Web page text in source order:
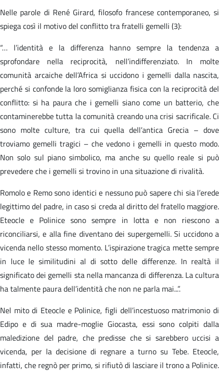
Nelle parole di René Girard, filosofo francese contemporaneo, si
spiega così il motivo del conflitto tra fratelli gemelli (3):
“… l’identità e la differenza hanno sempre la tendenza a
sprofondare nella reciprocità, nell’indifferenziato. In molte
comunità arcaiche dell’Africa si uccidono i gemelli dalla nascita,
perché si confonde la loro somiglianza fisica con la reciprocità del
conflitto: si ha paura che i gemelli siano come un batterio, che
contaminerebbe tutta la comunità creando una crisi sacrificale. Ci
sono molte culture, tra cui quella dell’antica Grecia – dove
troviamo gemelli tragici – che vedono i gemelli in questo modo.
Non solo sul piano simbolico, ma anche su quello reale si può
prevedere che i gemelli si trovino in una situazione di rivalità.
Romolo e Remo sono identici e nessuno può sapere chi sia l’erede
legittimo del padre, in caso si creda al diritto del fratello maggiore.
Eteocle e Polinice sono sempre in lotta e non riescono a
riconciliarsi, e alla fine diventano dei supergemelli. Si uccidono a
vicenda nello stesso momento. L’ispirazione tragica mette sempre
in luce le similitudini al di sotto delle differenze. In realtà il
significato dei gemelli sta nella mancanza di differenza. La cultura
ha talmente paura dell’identità che non ne parla mai...”.
Nel mito di Eteocle e Polinice, figli dell’incestuoso matrimonio di
Edipo e di sua madre-moglie Giocasta, essi sono colpiti dalla
maledizione del padre, che predisse che si sarebbero uccisi a
vicenda, per la decisione di regnare a turno su Tebe. Eteocle,
infatti, che regnò per primo, si rifiutò di lasciare il trono a Polinice.